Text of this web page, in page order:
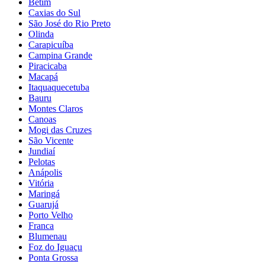
Betim
Caxias do Sul
São José do Rio Preto
Olinda
Carapicuíba
Campina Grande
Piracicaba
Macapá
Itaquaquecetuba
Bauru
Montes Claros
Canoas
Mogi das Cruzes
São Vicente
Jundiaí
Pelotas
Anápolis
Vitória
Maringá
Guarujá
Porto Velho
Franca
Blumenau
Foz do Iguaçu
Ponta Grossa